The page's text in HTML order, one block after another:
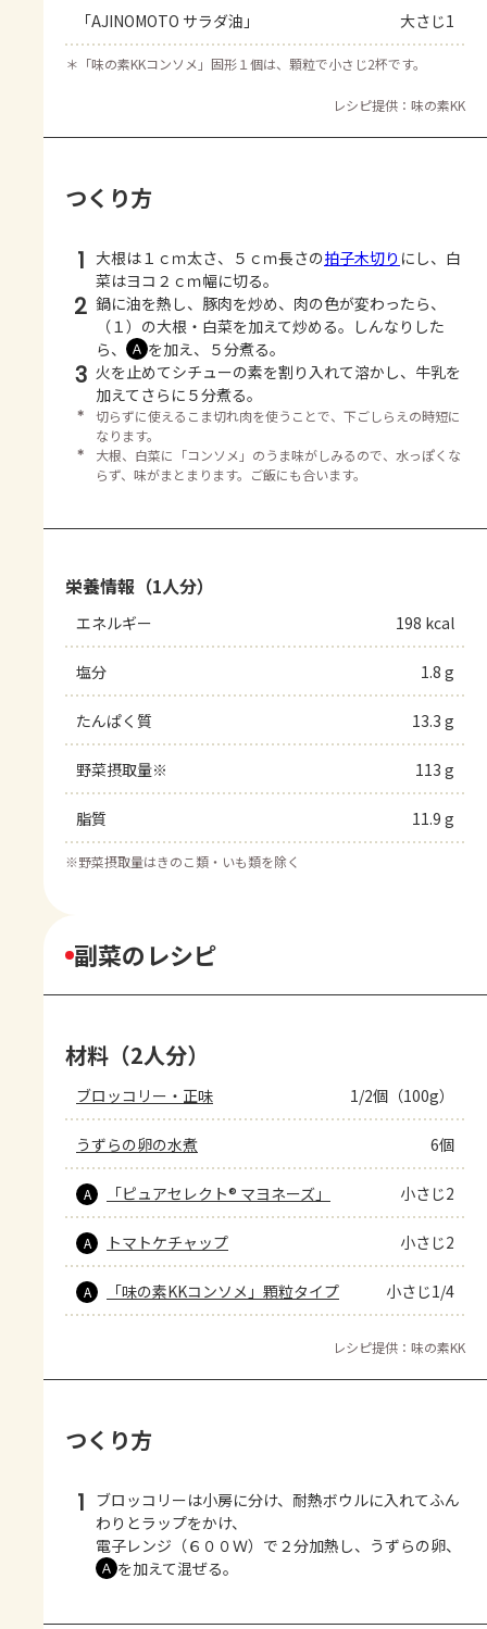
「AJINOMOTO サラダ油」 大さじ1
＊ 「味の素KKコンソメ」固形１個は、顆粒で小さじ2杯です。
レシピ提供：味の素KK
つくり方
1 大根は１ｃｍ太さ、５ｃｍ長さの拍子木切り にし、白
菜はヨコ２ｃｍ幅に切る。
2 鍋に油を熱し、豚肉を炒め、肉の色が変わったら、
（１）の大根・白菜を加えて炒める。しんなりした
ら、
Ａ を加え、５分煮る。
3 火を止めてシチューの素を割り入れて溶かし、牛乳を
加えてさらに５分煮る。
＊
切らずに使えるこま切れ肉を使うことで、下ごしらえの時短に
なります。
＊
大根、白菜に「コンソメ」のうま味がしみるので、水っぽくな
らず、味がまとまります。ご飯にも合います。
栄養情報（1人分）
エネルギー 198 kcal
塩分 1.8 g
たんぱく質 13.3 g
野菜摂取量※ 113 g
脂質 11.9 g
※野菜摂取量はきのこ類・いも類を除く
副菜のレシピ
材料（2人分）
ブロッコリー・正味 1/2個（100g）
うずらの卵の水煮 6個
A 「ピュアセレクト® マヨネーズ」 小さじ2
A トマトケチャップ 小さじ2
A 「味の素KKコンソメ」顆粒タイプ 小さじ1/4
レシピ提供：味の素KK
つくり方
1 ブロッコリーは小房に分け、耐熱ボウルに入れてふん
わりとラップをかけ、
電子レンジ（６００Ｗ）で２分加熱し、うずらの卵、
Ａ を加えて混ぜる。